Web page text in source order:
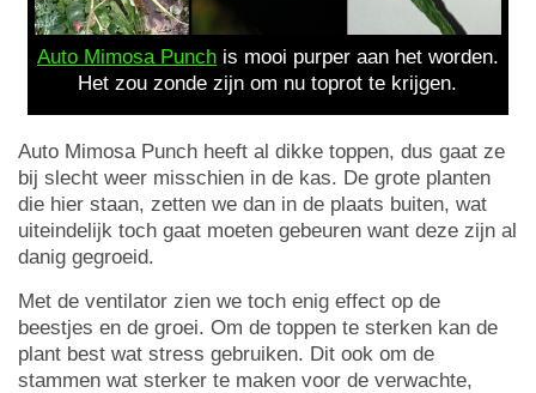
Auto Mimosa Punchis mooi purper aan het worden.
Het zou zonde zijn om nu toprot te krijgen.
Auto Mimosa Punch heeft al dikke toppen, dus gaat ze
bij slecht weer misschien in de kas. De grote planten
die hier staan, zetten we dan in de plaats buiten, wat
uiteindelijk toch gaat moeten gebeuren want deze zijn al
danig gegroeid.
Met de ventilator zien we toch enig effect op de
beestjes en de groei. Om de toppen te sterken kan de
plant best wat stress gebruiken. Dit ook om de
stammen wat sterker te maken voor de verwachte,